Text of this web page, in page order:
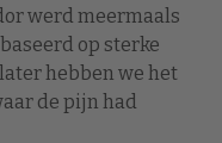
werd meermaals
op sterke
hebben we het
de pijn had